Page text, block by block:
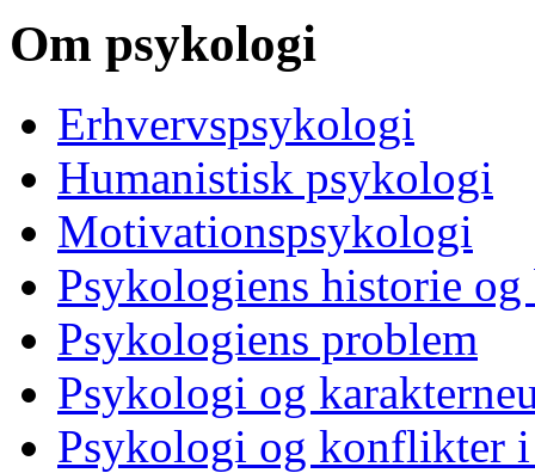
Om psykologi
Erhvervspsykologi
Humanistisk psykologi
Motivationspsykologi
Psykologiens historie og
Psykologiens problem
Psykologi og
Psykologi og konflikter